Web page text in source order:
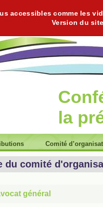
accessibles comme les
Version du
la
Comité
du comité
général